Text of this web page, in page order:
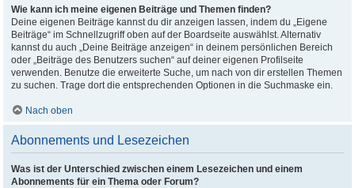
Wie kann ich meine eigenen Beiträge und Themen finden?
Deine eigenen Beiträge kannst du dir anzeigen lassen, indem du „Eigene
Beiträge“ im Schnellzugriff oben auf der Boardseite auswählst. Alternativ
kannst du auch „Deine Beiträge anzeigen“ in deinem persönlichen Bereich
oder „Beiträge des Benutzers suchen“ auf deiner eigenen Profilseite
verwenden. Benutze die erweiterte Suche, um nach von dir erstellen Themen
zu suchen. Trage dort die entsprechenden Optionen in die Suchmaske ein.
Nach oben
Abonnements und Lesezeichen
Was ist der Unterschied zwischen einem Lesezeichen und einem
Abonnements für ein Thema oder Forum?